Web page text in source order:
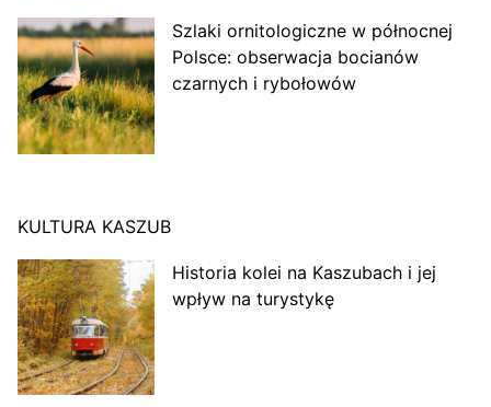
Szlaki ornitologiczne w północnej
Polsce: obserwacja bocianów
czarnych i rybołowów
KULTURA KASZUB
Historia kolei na Kaszubach i jej
wpływ na turystykę